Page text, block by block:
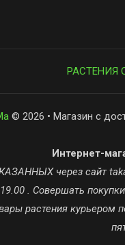
РАСТЕНИЯ
© 2026 • Магазин с
Интернет-
через сайт
. Совершать
растения курьером